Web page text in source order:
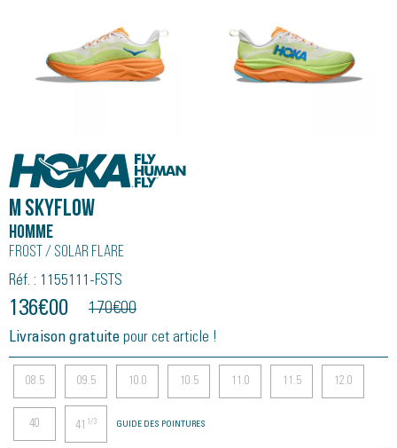
Hoka
M Skyflow
Homme
Frost / Solar Flare
Réf. : 1155111-FSTS
136€00 170€00
Livraison gratuite pour cet article !
08.5 09.5 10.0 10.5 11.0 11.5 12.0
40 41 1/3 GUIDE DES POINTURES